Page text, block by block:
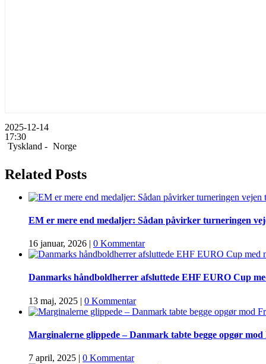
2025-12-14
17:30
Tyskland - Norge
Related Posts
EM er mere end medaljer: Sådan påvirker turneringen
16 januar, 2026 | 0 Kommentar
Danmarks håndboldherrer afsluttede EHF EURO Cup
13 maj, 2025 | 0 Kommentar
Marginalerne glippede – Danmark tabte begge opgør
7 april, 2025 | 0 Kommentar